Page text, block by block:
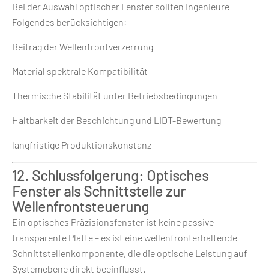
Bei der Auswahl optischer Fenster sollten Ingenieure
Folgendes berücksichtigen:
Beitrag der Wellenfrontverzerrung
Material spektrale Kompatibilität
Thermische Stabilität unter Betriebsbedingungen
Haltbarkeit der Beschichtung und LIDT-Bewertung
langfristige Produktionskonstanz
12. Schlussfolgerung: Optisches
Fenster als Schnittstelle zur
Wellenfrontsteuerung
Ein optisches Präzisionsfenster ist keine passive
transparente Platte – es ist eine wellenfronterhaltende
Schnittstellenkomponente, die die optische Leistung auf
Systemebene direkt beeinflusst.